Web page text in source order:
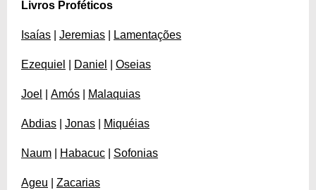
Livros Proféticos
Isaías Jeremias Lamentações
Ezequiel Daniel Oseias
Joel Amós Malaquias
Abdias Jonas Miquéias
Naum Habacuc Sofonias
Ageu Zacarias